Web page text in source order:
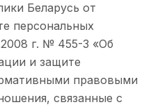
Беларусь от
персональных
г. № 455-З «Об
и защите
правовыми
связанные с